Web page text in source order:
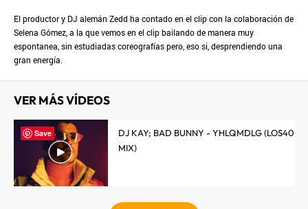
El productor y DJ alemán Zedd ha contado en el clip con la colaboración de
Selena Gómez, a la que vemos en el clip bailando de manera muy
espontanea, sin estudiadas coreografías pero, eso si, desprendiendo una
gran energía.
VER MÁS VÍDEOS
DJ KAY; BAD BUNNY - YHLQMDLG (LOS40
MIX)
Save